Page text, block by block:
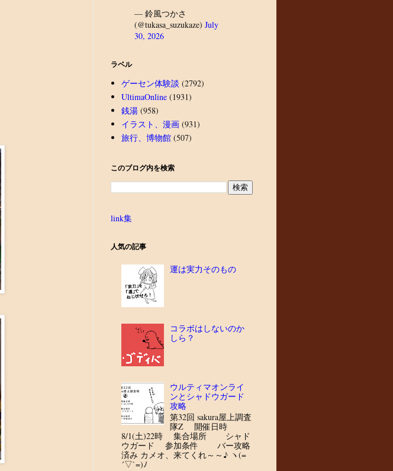
— 鈴風つかさ
(@tukasa_suzukaze) July
30, 2026
ラベル
ゲーセン体験談 (2792)
UltimaOnline (1931)
銭湯 (958)
イラスト、漫画 (931)
旅行、博物館 (507)
このブログ内を検索
link集
人気の記事
運は実力そのもの
コラボはしないのか
しら？
ウルティマオンライ
ンとシャドウガード
攻略
第32回 sakura屋上調査
隊Z 開催日時
8/1(土)22時 集合場所 シャド
ウガード 参加条件 バー攻略
済み カメオ、来てくれ～～♪ ヽ(=
´▽`=)ﾉ